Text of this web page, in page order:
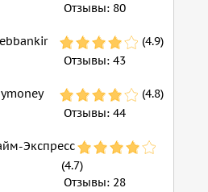
Отзывы: 80
(4.9)
Отзывы: 43
(4.8)
Отзывы: 44
Экспресс
(4.7)
Отзывы: 28